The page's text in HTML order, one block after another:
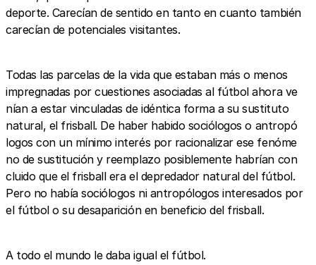
deporte. Carecían de sentido en tanto en cuanto también
carecían de potenciales visitantes.
Todas las parcelas de la vida que estaban más o menos
impregnadas por cuestiones asociadas al fútbol ahora ve
nían a estar vinculadas de idéntica forma a su sustituto
natural, el frisball. De haber habido sociólogos o antropó
logos con un mínimo interés por racionalizar ese fenóme
no de sustitución y reemplazo posiblemente habrían con
cluido que el frisball era el depredador natural del fútbol.
Pero no había sociólogos ni antropólogos interesados por
el fútbol o su desaparición en beneficio del frisball.
A todo el mundo le daba igual el fútbol.